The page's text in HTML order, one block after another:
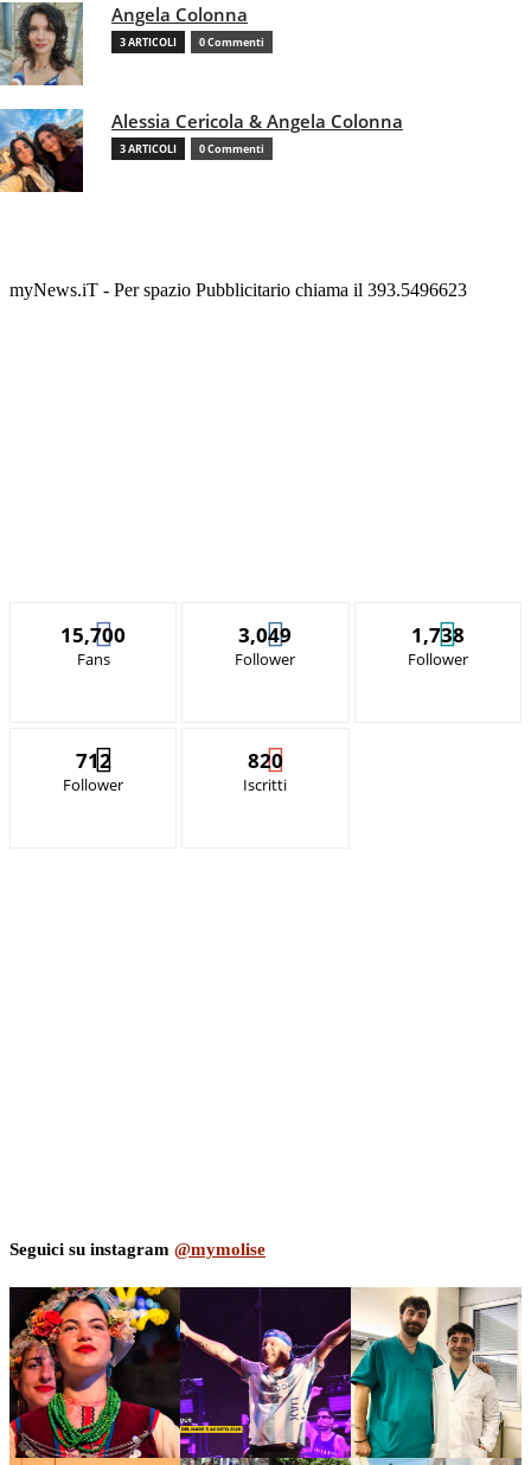
Angela Colonna
3 ARTICOLI 0 Commenti
Alessia Cericola & Angela Colonna
3 ARTICOLI 0 Commenti
myNews.iT - Per spazio Pubblicitario chiama il 393.5496623
15,700
Fans
3,049
Follower
1,738
Follower
712
Follower
820
Iscritti
Seguici su instagram @mymolise